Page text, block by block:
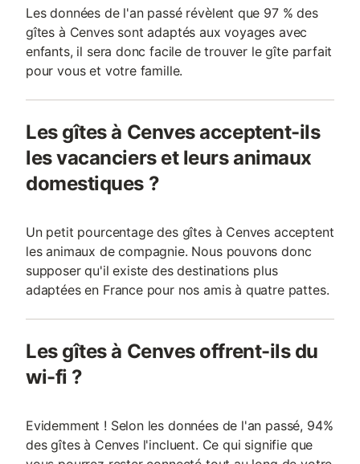
Les données de l'an passé révèlent que 97 % des
gîtes à Cenves sont adaptés aux voyages avec
enfants, il sera donc facile de trouver le gîte parfait
pour vous et votre famille.
Les gîtes à Cenves acceptent-ils
les vacanciers et leurs animaux
domestiques ?
Un petit pourcentage des gîtes à Cenves acceptent
les animaux de compagnie. Nous pouvons donc
supposer qu'il existe des destinations plus
adaptées en France pour nos amis à quatre pattes.
Les gîtes à Cenves offrent-ils du
wi-fi ?
Evidemment ! Selon les données de l'an passé, 94%
des gîtes à Cenves l'incluent. Ce qui signifie que